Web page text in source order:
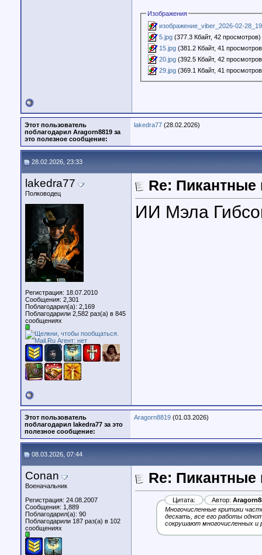
Изображения
изображение_viber_2026-02-
5.jpg (377.3 Кбайт, 42 просмотров)
15.jpg (381.2 Кбайт, 41
20.jpg (392.5 Кбайт, 42
29.jpg (369.1 Кбайт, 41
Этот пользователь
поблагодарил Aragorn8819 за
это полезное сообщение:
lakedra77 (28.02.2026)
28.02.2026, 23:33
lakedra77
Полководец
Регистрация: 18.07.2010
Сообщения: 2,301
Поблагодарил(а): 2,169
Поблагодарили 2,582 раз(а) в 845
сообщениях
Re: Пикантные
ИИ Мэла
Этот пользователь
поблагодарил lakedra77 за это
полезное сообщение:
Aragorn8819 (01.03.2026)
08.03.2026, 07:44
Conan
Военачальник
Регистрация: 24.08.2007
Сообщения: 1,889
Поблагодарил(а): 90
Поблагодарили 187 раз(а) в 102
сообщениях
Re: Пикантные
Цитата: Автор:
Многочисленные критики
дескать, все его работы
сокрушают многочисленных и